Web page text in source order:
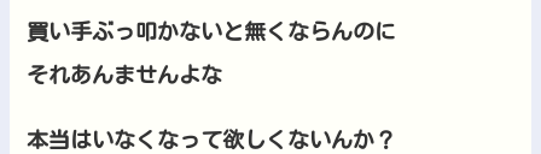
買い手ぶっ叩かないと無くならんのに
それあんませんよな
本当はいなくなって欲しくないんか？